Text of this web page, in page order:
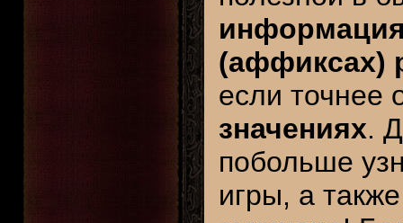
информация
(аффиксах)
если точнее
значениях.
побольше
игры, а